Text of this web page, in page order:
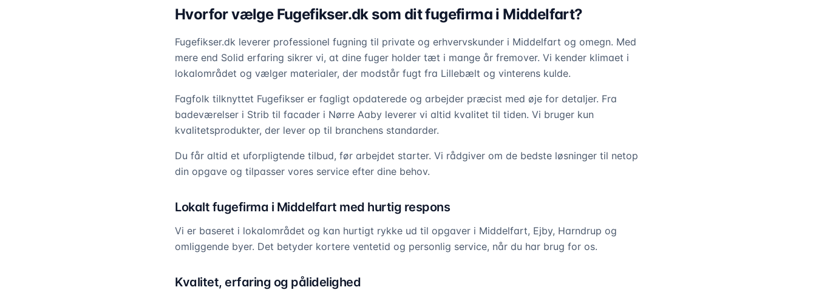
Hvorfor vælge Fugefikser.dk som dit fugefirma i Middelfart?
Fugefikser.dk leverer professionel fugning til private og erhvervskunder i Middelfart og omegn. Med
mere end Solid erfaring sikrer vi, at dine fuger holder tæt i mange år fremover. Vi kender klimaet i
lokalområdet og vælger materialer, der modstår fugt fra Lillebælt og vinterens kulde.
Fagfolk tilknyttet Fugefikser er fagligt opdaterede og arbejder præcist med øje for detaljer. Fra
badeværelser i Strib til facader i Nørre Aaby leverer vi altid kvalitet til tiden. Vi bruger kun
kvalitetsprodukter, der lever op til branchens standarder.
Du får altid et uforpligtende tilbud, før arbejdet starter. Vi rådgiver om de bedste løsninger til netop
din opgave og tilpasser vores service efter dine behov.
Lokalt fugefirma i Middelfart med hurtig respons
Vi er baseret i lokalområdet og kan hurtigt rykke ud til opgaver i Middelfart, Ejby, Harndrup og
omliggende byer. Det betyder kortere ventetid og personlig service, når du har brug for os.
Kvalitet, erfaring og pålidelighed